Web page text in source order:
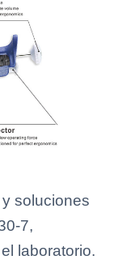
soluciones
7,
laboratorio.